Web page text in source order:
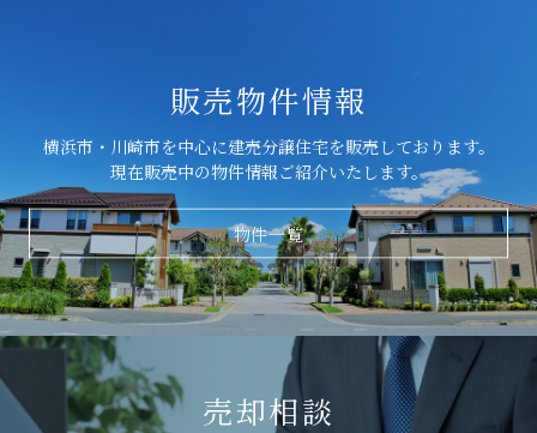
販売物件情報
横浜市・川崎市を中心に建売分譲住宅を販売しております。
現在販売中の物件情報ご紹介いたします。
物件一覧
売却相談